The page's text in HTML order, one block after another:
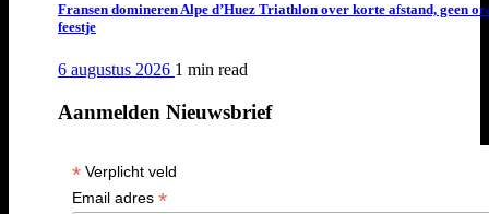
Fransen domineren Alpe d’Huez Triathlon over korte afstand, geen
feestje
6 augustus 2026 1 min read
Aanmelden Nieuwsbrief
*Verplicht veld
Email adres *